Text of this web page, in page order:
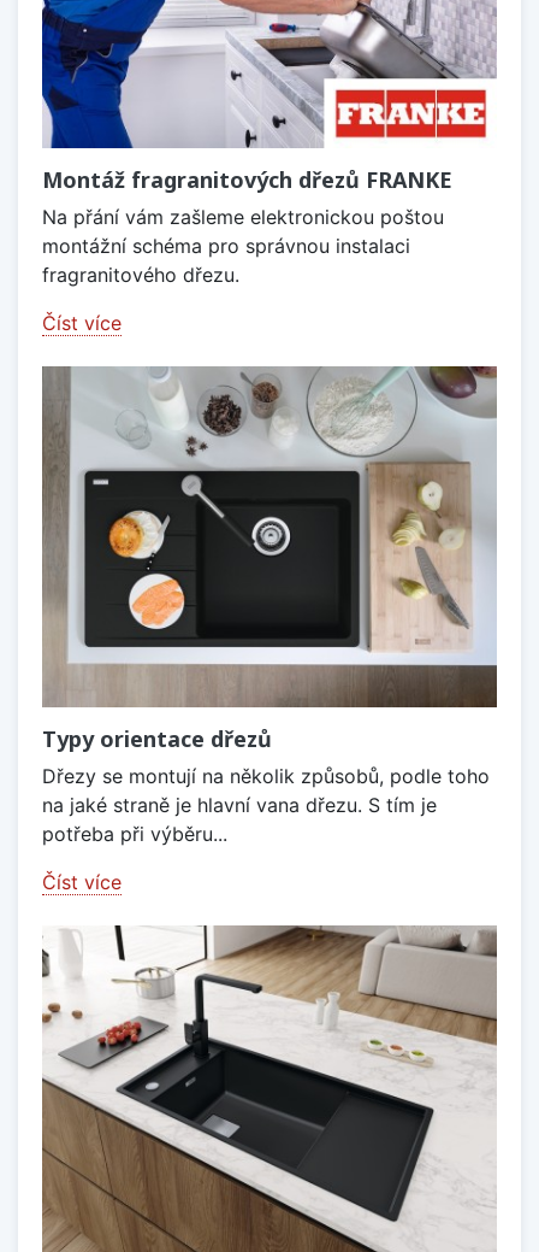
Montáž fragranitových dřezů FRANKE
Na přání vám zašleme elektronickou poštou
montážní schéma pro správnou instalaci
fragranitového dřezu.
Číst více
Typy orientace dřezů
Dřezy se montují na několik způsobů, podle toho
na jaké straně je hlavní vana dřezu. S tím je
potřeba při výběru...
Číst více